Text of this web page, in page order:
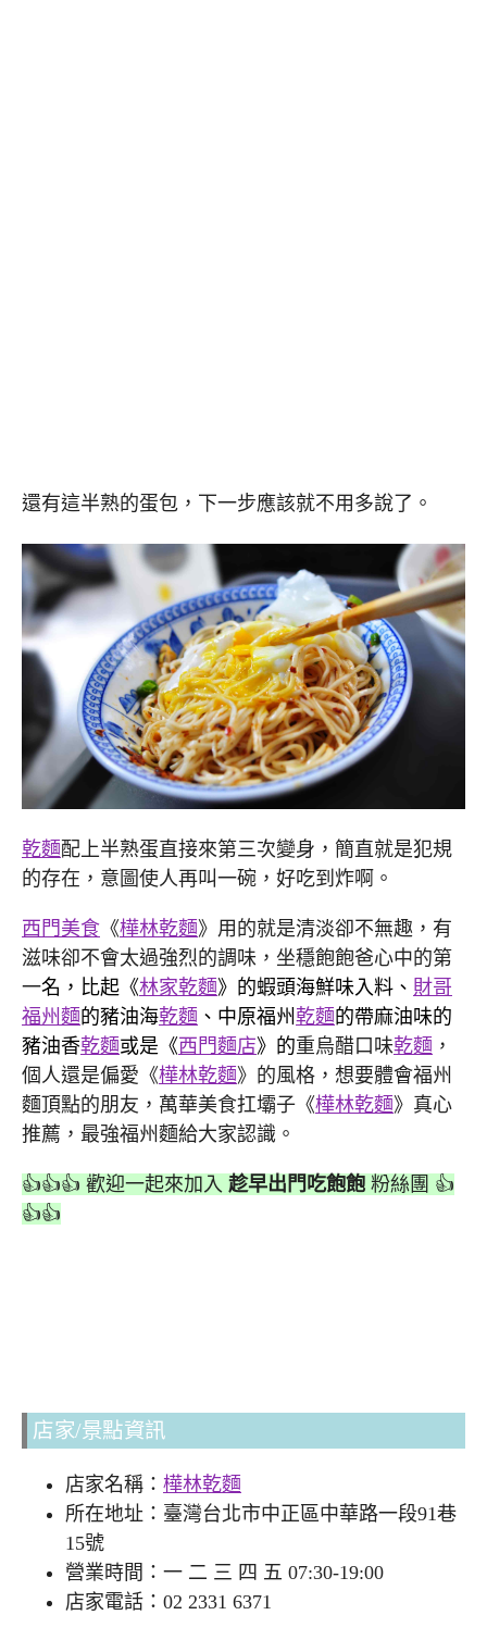
還有這半熟的蛋包，下一步應該就不用多說了。
乾麵配上半熟蛋直接來第三次變身，簡直就是犯規
的存在，意圖使人再叫一碗，好吃到炸啊。
西門美食 《樺林乾麵》用的就是清淡卻不無趣，有
滋味卻不會太過強烈的調味，坐穩飽飽爸心中的第
一名，比起《林家乾麵》的蝦頭海鮮味入料、 財哥
福州麵的豬油海乾麵 、中原福州 乾麵的帶麻油味的
豬油香乾麵或是《西門麵店》的重烏醋口味乾麵 ，
個人還是偏愛《樺林乾麵》的風格，想要體會福州
麵頂點的朋友，萬華美食扛壩子《樺林乾麵》真心
推薦，最強福州麵給大家認識。
👍👍👍 歡迎一起來加入 趁早出門吃飽飽 粉絲團 👍
👍👍
店家/景點資訊
店家名稱： 樺林乾麵
所在地址：臺灣台北市中正區中華路一段91巷
15號
營業時間：一 二 三 四 五 07:30-19:00
店家電話：02 2331 6371